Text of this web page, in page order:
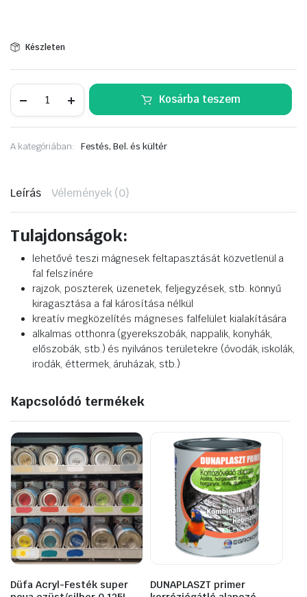
Készleten
magnetic,
mágnesfesték
2Kg.
mennyiség
Kosárba teszem
A kategóriában: Festés, Bel. és kültér
Leírás Vélemények (0)
Tulajdonságok:
lehetővé teszi mágnesek feltapasztását közvetlenül a
fal felszínére
rajzok, poszterek, üzenetek, feljegyzések, stb. könnyű
kiragasztása a fal károsítása nélkül
kreatív megközelítés mágneses falfelület kialakítására
alkalmas otthonra (gyerekszobák, nappalik, konyhák,
előszobák, stb.) és nyilvános területekre (óvodák, iskolák,
irodák, éttermek, áruházak, stb.)
Kapcsolódó termékek
Düfa Acryl-Festék super
DUNAPLASZT primer